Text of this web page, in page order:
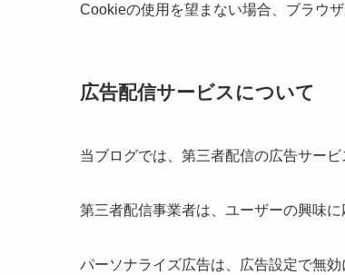
Cookieの使用を望まない場合、ブラウ
広告配信サービスについて
当ブログでは、第三者配信の広告サー
第三者配信事業者は、ユーザーの興味
パーソナライズ広告は、広告設定で無